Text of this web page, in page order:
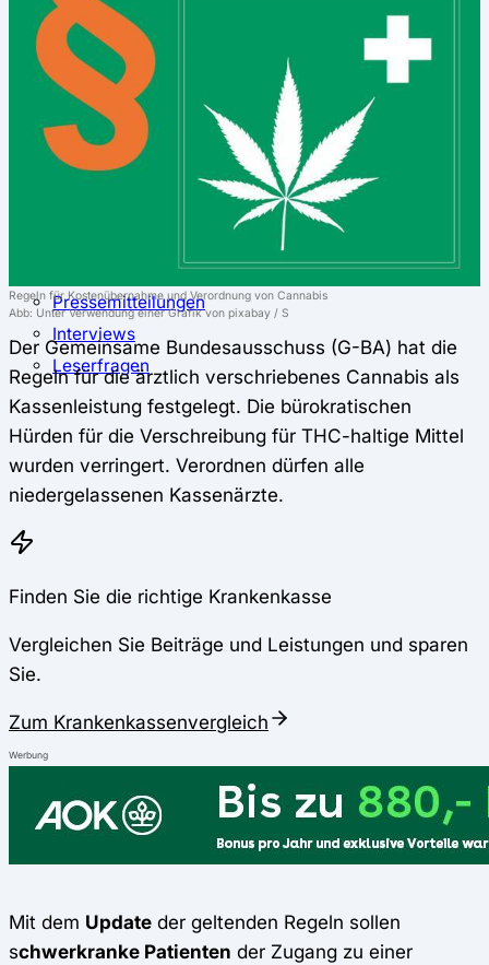
Krankenkassenvergleich
Krankenkassenrechner
↔ Wechsel
Krankenkassenwechsel
Kündigung
Musterkündigung
Pressemitteilungen
Interviews
Leserfragen
Regeln für Kostenübernahme und Verordnung von Cannabis
Abb: Unter Verwendung einer Grafik von pixabay / S
Der Gemeinsame Bundesausschuss (G-BA) hat die
Regeln für die ärztlich verschriebenes Cannabis als
Kassenleistung festgelegt. Die bürokratischen
Hürden für die Verschreibung für THC-haltige Mittel
wurden verringert. Verordnen dürfen alle
niedergelassenen Kassenärzte.
Finden Sie die richtige Krankenkasse
Vergleichen Sie Beiträge und Leistungen und sparen
Sie.
Zum Krankenkassenvergleich
Werbung
Mit dem Update der geltenden Regeln sollen
schwerkranke Patienten der Zugang zu einer